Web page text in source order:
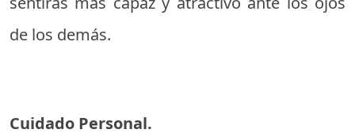
de los demás.
Cuidado Personal.